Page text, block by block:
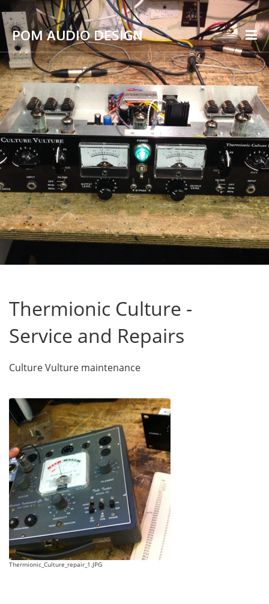
POM AUDIO DESIGN
Thermionic Culture -
Service and Repairs
Culture Vulture maintenance
Thermionic_Culture_repair_1.JPG